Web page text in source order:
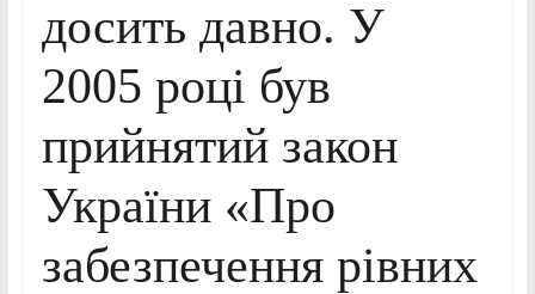
досить давно. У
2005 році був
прийнятий закон
України «Про
забезпечення рівних